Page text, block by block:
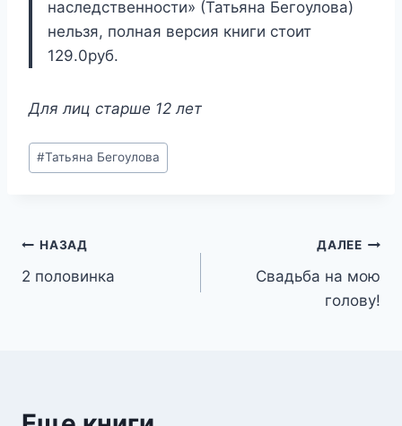
наследственности» (Татьяна Бегоулова)
нельзя, полная версия книги стоит
129.0руб.
Для лиц старше 12 лет
Метки
записи:
#Татьяна Бегоулова
Навигация
по
НАЗАД
2 половинка
ДАЛЕЕ
Свадьба на мою
голову!